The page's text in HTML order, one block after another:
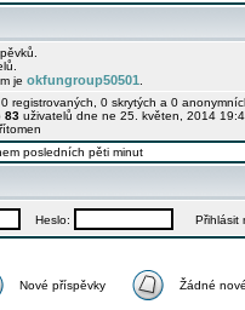
je okfungroup50501
0 registrovaných, 0 skrytých a 0
83 uživatelů dne ne 25. květen, 2014
posledních pěti minut
Heslo: Přihlásit
Nové příspěvky Žádné